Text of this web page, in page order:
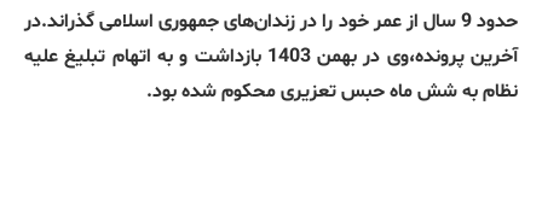
حدود 9 سال از عمر خود را در زندان‌های جمهوری اسلامی گذراند.در
آخرین پرونده،وی در بهمن 1403 بازداشت و به اتهام تبلیغ علیه
نظام به شش ماه حبس تعزیری محکوم شده بود.